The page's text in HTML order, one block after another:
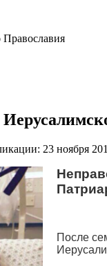
23 ноября
После